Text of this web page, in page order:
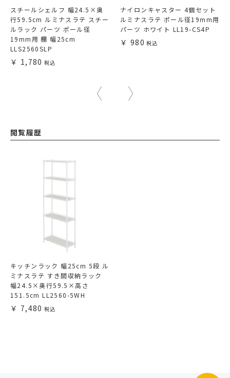
スチールシェルフ 幅24.5×奥
行59.5cm ルミナスラテ スチー
ルラック パーツ ポール径
19mm用 棚 幅25cm
LLS2560SLP
1,780
ナイロンキャスター 4個セット
ルミナスラテ ポール径19mm用
パーツ ホワイト LL19-CS4P
980
閲覧履歴
キッチンラック 幅25cm 5段 ル
ミナスラテ すき間収納ラック
幅24.5×奥行59.5×高さ
151.5cm LL2560-5WH
7,480